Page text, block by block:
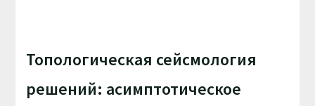
Топологическая сейсмология
решений: асимптотическое